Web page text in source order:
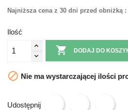
Najniższa cena z 30 dni przed obniżką :
Ilość
 DODAJ DO
 Nie ma wystarczającej ilości
Udostępnij